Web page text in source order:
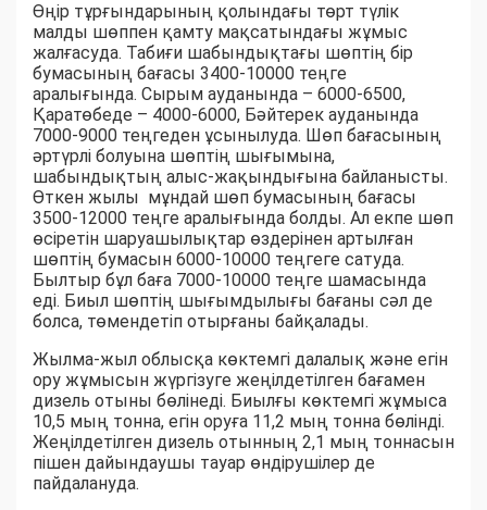
Өңір тұрғындарының қолындағы төрт түлік
малды шөппен қамту мақсатындағы жұмыс
жалғасуда. Табиғи шабындықтағы шөптің бір
бумасының бағасы 3400-10000 теңге
аралығында. Сырым ауданында – 6000-6500,
Қаратөбеде – 4000-6000, Бәйтерек ауданында
7000-9000 теңгеден ұсынылуда. Шөп бағасының
әртүрлі болуына шөптің шығымына,
шабындықтың алыс-жақындығына байланысты.
Өткен жылы мұндай шөп бумасының бағасы
3500-12000 теңге аралығында болды. Ал екпе шөп
өсіретін шаруашылықтар өздерінен артылған
шөптің бумасын 6000-10000 теңгеге сатуда.
Былтыр бұл баға 7000-10000 теңге шамасында
еді. Биыл шөптің шығымдылығы бағаны сәл де
болса, төмендетіп отырғаны байқалады.
Жылма-жыл облысқа көктемгі далалық және егін
ору жұмысын жүргізуге жеңілдетілген бағамен
дизель отыны бөлінеді. Биылғы көктемгі жұмыса
10,5 мың тонна, егін оруға 11,2 мың тонна бөлінді.
Жеңілдетілген дизель отынның 2,1 мың тоннасын
пішен дайындаушы тауар өндірушілер де
пайдалануда.